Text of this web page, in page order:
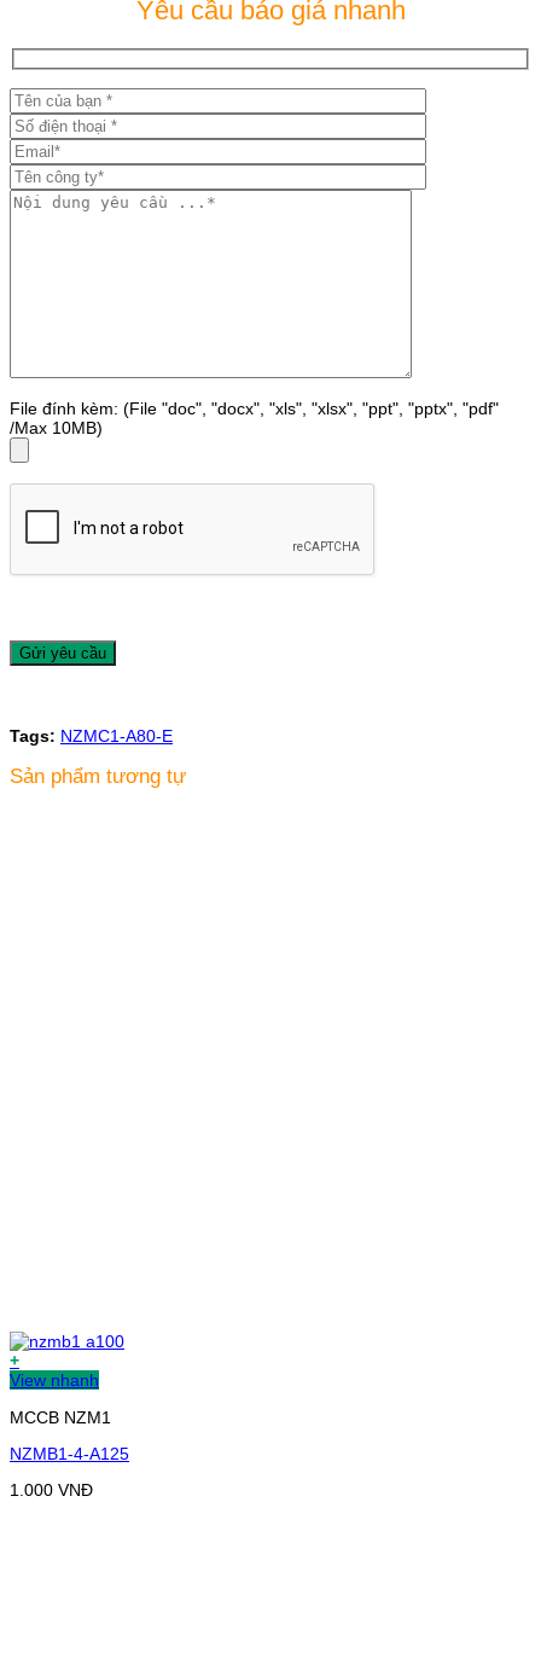
Yêu cầu báo giá nhanh
File đính kèm: (File "doc", "docx", "xls", "xlsx", "ppt", "pptx", "pdf"
/Max 10MB)
Tags: NZMC1-A80-E
Sản phẩm tương tự
+
View nhanh
MCCB NZM1
NZMB1-4-A125
1.000 VNĐ